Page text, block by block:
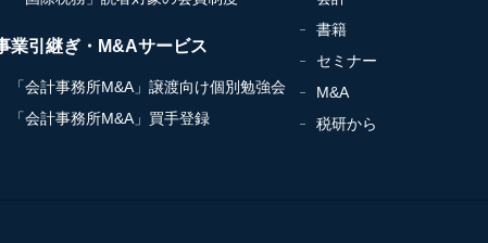
業引継ぎ・M&Aサービス
「会計事務所M&A」譲渡向け個別勉強会
「会計事務所M&A」買手登録
書籍
セミナー
M&A
税研から